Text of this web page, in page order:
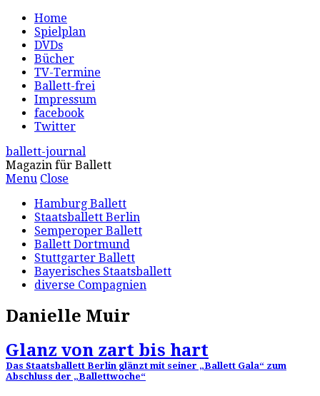
Home
Spielplan
DVDs
Bücher
TV-Termine
Ballett-frei
Impressum
facebook
Twitter
ballett-journal
Magazin für Ballett
Menu Close
Hamburg Ballett
Staatsballett Berlin
Semperoper Ballett
Ballett Dortmund
Stuttgarter Ballett
Bayerisches Staatsballett
diverse Compagnien
Danielle Muir
Glanz von zart bis hart
Das Staatsballett Berlin glänzt mit seiner „Ballett Gala“ zum
Abschluss der „Ballettwoche“